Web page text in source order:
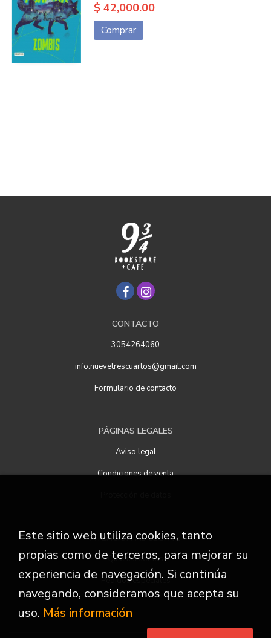
$ 42,000.00
Comprar
CONTACTO
3054264060
info.nuevetrescuartos@gmail.com
Formulario de contacto
PÁGINAS LEGALES
Aviso legal
Condiciones de venta
ATENCIÓN AL CLIENTE
Quiénes somos
Pedidos especiales
Este sitio web utiliza cookies, tanto
propias como de terceros, para mejorar su
experiencia de navegación. Si continúa
navegando, consideramos que acepta su
uso. Más información